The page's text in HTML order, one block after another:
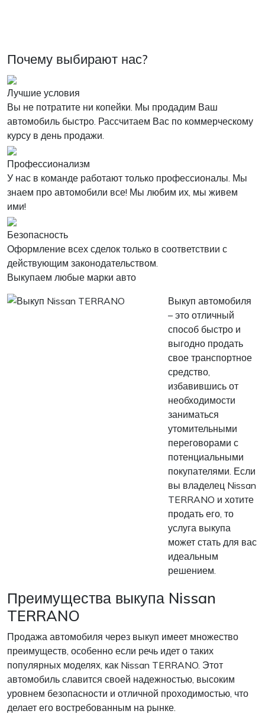
Почему выбирают нас?
Лучшие условия
Вы не потратите ни копейки. Мы продадим Ваш
автомобиль быстро. Рассчитаем Вас по коммерческому
курсу в день продажи.
Профессионализм
У нас в команде работают только профессионалы. Мы
знаем про автомобили все! Мы любим их, мы живем
ими!
Безопасность
Оформление всех сделок только в соответствии с
действующим законодательством.
Выкупаем любые марки авто
Выкуп автомобиля
– это отличный
способ быстро и
выгодно продать
свое транспортное
средство,
избавившись от
необходимости
заниматься
утомительными
переговорами с
потенциальными
покупателями. Если
вы владелец Nissan
TERRANO и хотите
продать его, то
услуга выкупа
может стать для вас
идеальным
решением.
Преимущества выкупа Nissan
TERRANO
Продажа автомобиля через выкуп имеет множество
преимуществ, особенно если речь идет о таких
популярных моделях, как Nissan TERRANO. Этот
автомобиль славится своей надежностью, высоким
уровнем безопасности и отличной проходимостью, что
делает его востребованным на рынке.